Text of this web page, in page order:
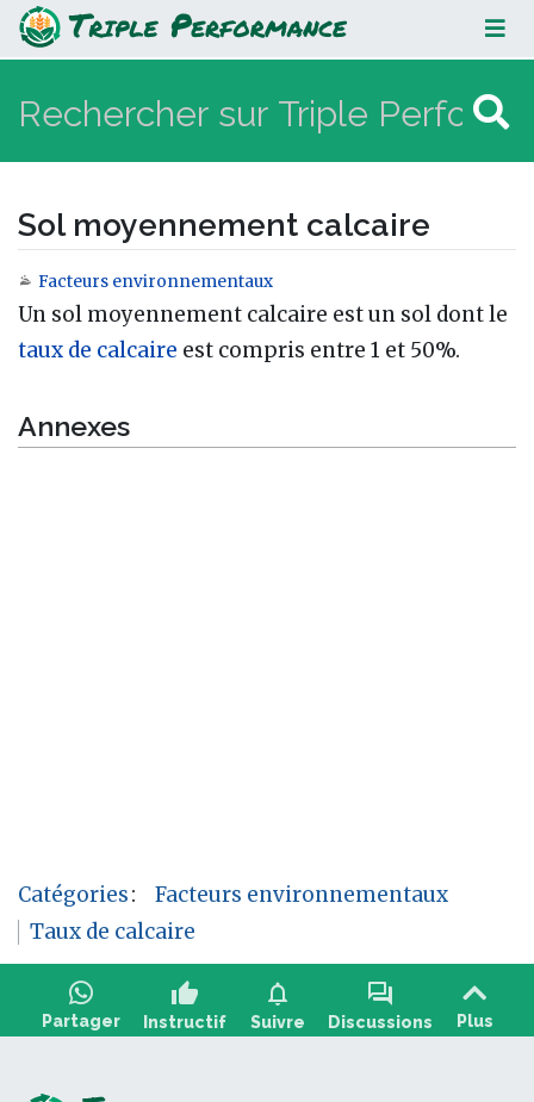
Sol moyennement calcaire
Sol moyennement calcaire
Aller à :navigation,rechercher
Facteurs environnementaux
Un sol moyennement calcaire est un sol dont le
taux de calcaire est compris entre 1 et 50%.
Annexes
Catégories:
Facteurs environnementaux
Taux de calcaire
Partager
thumb_up
Instructif
notifications
Suivre
forum
Discussions Plus